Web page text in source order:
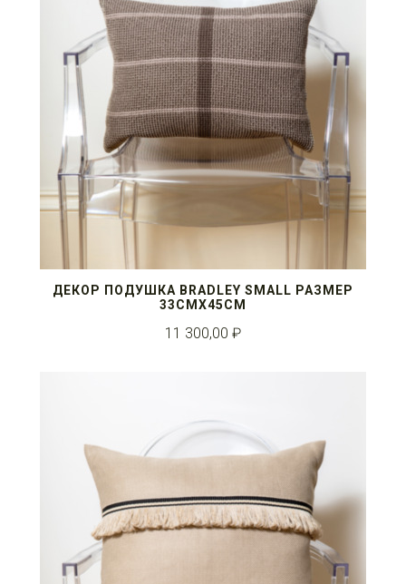
ДЕКОР ПОДУШКА BRADLEY SMALL РАЗМЕР
33СМX45СМ
11 300,00 ₽